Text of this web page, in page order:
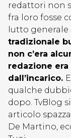
redattori non
fra loro fosse
lutto
tradizionale
non c’era
redazione
dall’incarico.
qualche
dopo. TvBlog
articolo
De Martino,